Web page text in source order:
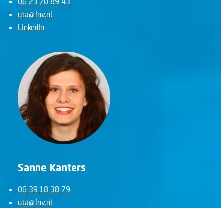
uta@fnv.nl
LinkedIn
Sanne Kanters
06 39 18 38 79
uta@fnv.nl